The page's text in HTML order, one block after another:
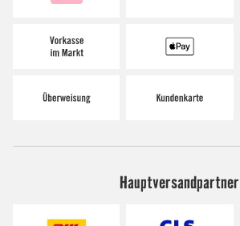
Hauptversandpartner